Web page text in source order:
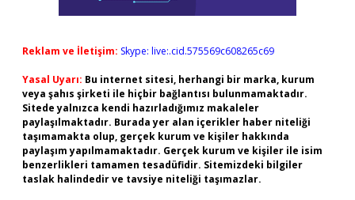
Reklam ve İletişim: Skype: live:.cid.575569c608265c69
Yasal Uyarı: Bu internet sitesi, herhangi bir marka, kurum
veya şahıs şirketi ile hiçbir bağlantısı bulunmamaktadır.
Sitede yalnızca kendi hazırladığımız makaleler
paylaşılmaktadır. Burada yer alan içerikler haber niteliği
taşımamakta olup, gerçek kurum ve kişiler hakkında
paylaşım yapılmamaktadır. Gerçek kurum ve kişiler ile isim
benzerlikleri tamamen tesadüfidir. Sitemizdeki bilgiler
taslak halindedir ve tavsiye niteliği taşımazlar.